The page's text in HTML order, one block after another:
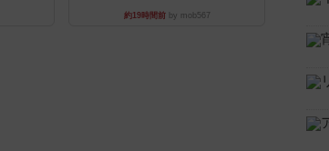
約19時間前by mob567